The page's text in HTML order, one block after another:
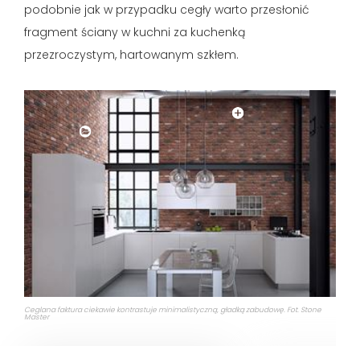
podobnie jak w przypadku cegły warto przesłonić
fragment ściany w kuchni za kuchenką
przezroczystym, hartowanym szkłem.
Ceglana faktura ciekawie kontrastuje minimalistyczną, gładką zabudowę. Fot. Stone
Master